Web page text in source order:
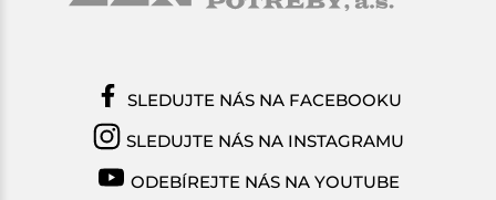
SLEDUJTE NÁS NA FACEBOOKU
SLEDUJTE NÁS NA INSTAGRAMU
ODEBÍREJTE NÁS NA YOUTUBE